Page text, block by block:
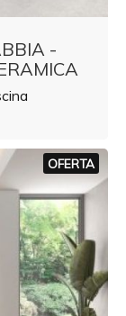
-
OFERTA